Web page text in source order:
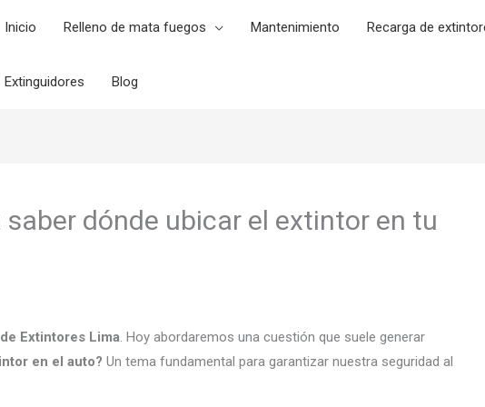
Inicio Relleno de mata fuegos Mantenimiento Recarga de
Extinguidores Blog
saber dónde ubicar el extintor en tu
Extintores Lima. Hoy abordaremos una cuestión que suele generar
en el auto? Un tema fundamental para garantizar nuestra seguridad al